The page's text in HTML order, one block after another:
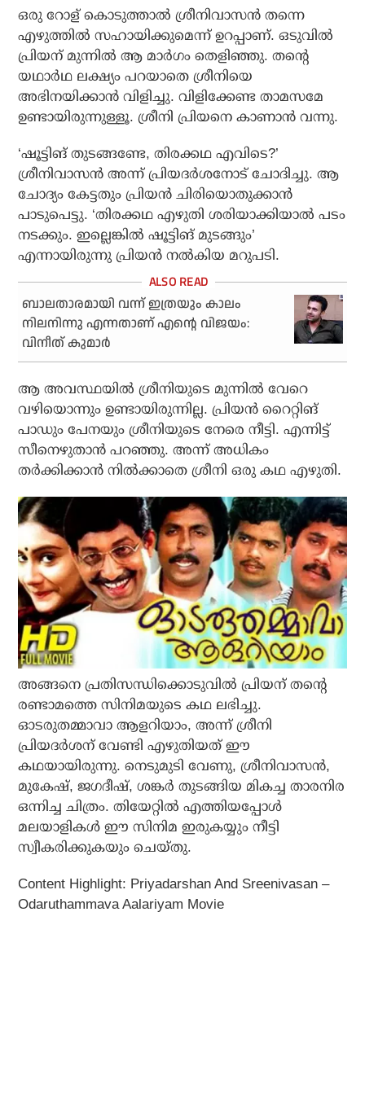
ഒരു റോള് കൊടുത്താല്‍ ശ്രീനിവാസന്‍ തന്നെ
എഴുത്തില്‍ സഹായിക്കുമെന്ന് ഉറപ്പാണ്. ഒടുവില്‍
പ്രിയന് മുന്നില്‍ ആ മാര്‍ഗം തെളിഞ്ഞു. തന്റെ
യഥാര്‍ഥ ലക്ഷ്യം പറയാതെ ശ്രീനിയെ
അഭിനയിക്കാന്‍ വിളിച്ചു. വിളിക്കേണ്ട താമസമേ
ഉണ്ടായിരുന്നുള്ളൂ. ശ്രീനി പ്രിയനെ കാണാന്‍ വന്നു.
‘ഷൂട്ടിങ് തുടങ്ങണ്ടേ, തിരക്കഥ എവിടെ?’
ശ്രീനിവാസന്‍ അന്ന് പ്രിയദര്‍ശനോട് ചോദിച്ചു. ആ
ചോദ്യം കേട്ടതും പ്രിയന്‍ ചിരിയൊതുക്കാന്‍
പാടുപെട്ടു. ‘തിരക്കഥ എഴുതി ശരിയാക്കിയാല്‍ പടം
നടക്കും. ഇല്ലെങ്കില്‍ ഷൂട്ടിങ് മുടങ്ങും’
എന്നായിരുന്നു പ്രിയന്‍ നല്‍കിയ മറുപടി.
ബാലതാരമായി വന്ന് ഇത്രയും കാലം
നിലനിന്നു എന്നതാണ് എന്റെ വിജയം:
വിനീത് കുമാര്‍
ആ അവസ്ഥയില്‍ ശ്രീനിയുടെ മുന്നില്‍ വേറെ
വഴിയൊന്നും ഉണ്ടായിരുന്നില്ല. പ്രിയന്‍ റൈറ്റിങ്
പാഡും പേനയും ശ്രീനിയുടെ നേരെ നീട്ടി. എന്നിട്ട്
സീനെഴുതാന്‍ പറഞ്ഞു. അന്ന് അധികം
തര്‍ക്കിക്കാന്‍ നില്‍ക്കാതെ ശ്രീനി ഒരു കഥ എഴുതി.
അങ്ങനെ പ്രതിസന്ധിക്കൊടുവില്‍ പ്രിയന് തന്റെ
രണ്ടാമത്തെ സിനിമയുടെ കഥ ലഭിച്ചു.
ഓടരുതമ്മാവാ ആളറിയാം, അന്ന് ശ്രീനി
പ്രിയദര്‍ശന് വേണ്ടി എഴുതിയത് ഈ
കഥയായിരുന്നു. നെടുമുടി വേണു, ശ്രീനിവാസന്‍,
മുകേഷ്, ജഗദീഷ്, ശങ്കര്‍ തുടങ്ങിയ മികച്ച താരനിര
ഒന്നിച്ച ചിത്രം. തിയേറ്റില്‍ എത്തിയപ്പോള്‍
മലയാളികള്‍ ഈ സിനിമ ഇരുകയ്യും നീട്ടി
സ്വീകരിക്കുകയും ചെയ്തു.
Content Highlight: Priyadarshan And Sreenivasan –
Odaruthammava Aalariyam Movie